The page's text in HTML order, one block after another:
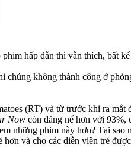
hấp dẫn thì vẫn thích, bất kể
không thành công ở
(RT) và từ trước khi ra
Now còn đáng nể hơn với 93%,
những phim này hơn? Tại
và cho các diễn viên trẻ